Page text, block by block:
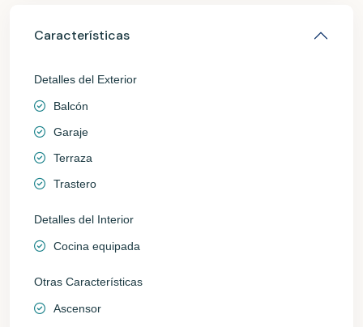
Características
Detalles del Exterior
Balcón
Garaje
Terraza
Trastero
Detalles del Interior
Cocina equipada
Otras Características
Ascensor